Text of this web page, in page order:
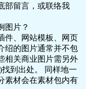
部留言，或联络我
图片？
件、网站模板、网页
绍的图片通常并不包
相关商业图片需另外
到出处。 同样地一
素材会在素材包内有